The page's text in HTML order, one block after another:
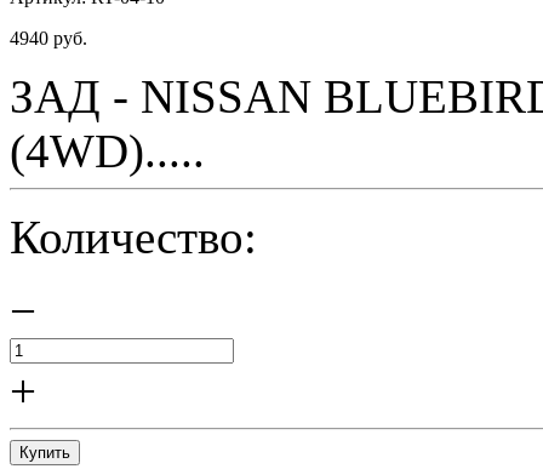
4940 руб.
ЗАД - NISSAN
(4WD).....
Количество:
−
+
Купить